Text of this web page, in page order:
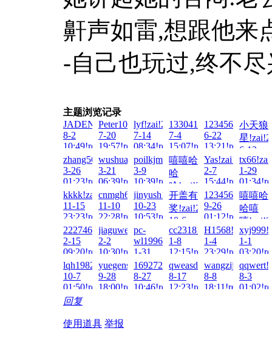
鼾声如雷,想跟他来
-自己也玩过,终不
主题浏览记录
JADENG22222!zai!2026-
8-2
10:49!read!
Peter100713!zai!2026-
7-20
19:57!read!
lyf!zai!2026-
7-14
08:34!read!
133041497007!zai!2026-
7-4
15:07!read!
6-22
13:21!read!
小天狼
星
6-13
zhang5682!zai!2026-
3-26
01:23!read!
wushuang!zai!2026-
3-21
06:39!read!
poilkjmnb!zai!2026-
3-9
10:39!read!
嘻嘻哈
哈
哈!zai!2026-
2-19
02:46!read!
Yas!zai!2026-
2-7
15:44!read!
1-29
kkkk!zai!2025-
11-15
23:23!read!
cnmgh688!zai!2025-
11-10
22:28!read!
jinyush!zai!2025-
10-23
10:53!read!
开盖有
奖!zai!2025-
10-6
19:13!read!
9-26
01:12!read!
嘻嘻哈
哈嘻
嘻
9-12
2227461335!zai!2025-
2-15
09:20!read!
jiaguwen2!zai!2025-
2-2
10:30!read!
pc-
wl1996!zai!2025-
1-31
09:38!read!
cc2318121!zai!2025-
1-8
12:15!read!
H1568!zai!2025-
1-4
23:29!read!
1-1
lqh1982lL!zai!2024-
10-7
01:50!read!
yuegensen!zai!2024-
9-28
18:00!read!
16927267631!zai!2024-
8-27
10:46!read!
qweasd2028!zai!2024-
8-17
12:23!read!
8-8
18:11!read!
8-3
回复
使用道具 举报